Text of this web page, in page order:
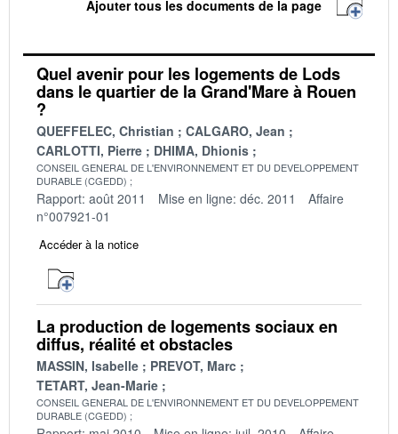
Ajouter tous les documents de la page
Quel avenir pour les logements de Lods
dans le quartier de la Grand'Mare à Rouen
?
QUEFFELEC, Christian
CALGARO, Jean
CARLOTTI, Pierre
DHIMA, Dhionis
CONSEIL GENERAL DE L'ENVIRONNEMENT ET DU DEVELOPPEMENT
DURABLE (CGEDD)
Rapport: août 2011 Mise en ligne: déc. 2011
Affaire
n°007921-01
Accéder à la notice
La production de logements sociaux en
diffus, réalité et obstacles
MASSIN, Isabelle
PREVOT, Marc
TETART, Jean-Marie
CONSEIL GENERAL DE L'ENVIRONNEMENT ET DU DEVELOPPEMENT
DURABLE (CGEDD)